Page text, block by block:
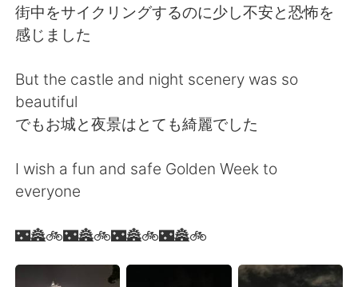
العربية Français
한국어
Indonesia Italiano
Türkçe Tiếng Việt
街中をサイクリングするのに少し不安と恐怖を
感じました
But the castle and night scenery was so
beautiful
でもお城と夜景はとても綺麗でした
I wish a fun and safe Golden Week to
everyone
🌃🏯🚲🌃🏯🚲🌃🏯🚲🌃🏯🚲